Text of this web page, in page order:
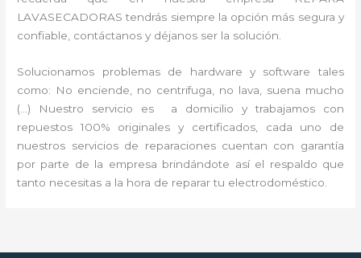
LAVASECADORAS tendrás siempre la opción más segura y
confiable, contáctanos y déjanos ser la solución.
Solucionamos problemas de hardware y software tales
como: No enciende, no centrifuga, no lava, suena mucho
(…) Nuestro servicio es a domicilio y trabajamos con
repuestos 100% originales y certificados, cada uno de
nuestros servicios de reparaciones cuentan con garantía
por parte de la empresa brindándote así el respaldo que
tanto necesitas a la hora de reparar tu electrodoméstico.